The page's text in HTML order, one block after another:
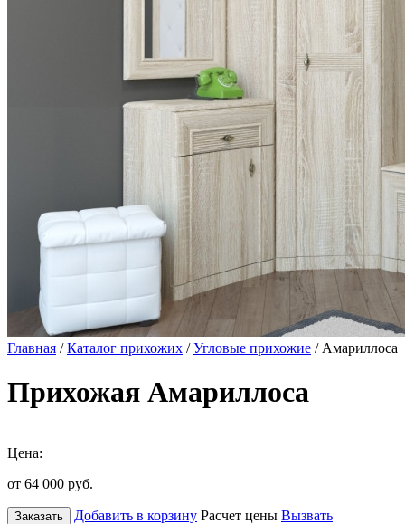
Главная /Каталог прихожих /Угловые прихожие / Амариллоса
Прихожая Амариллоса
Цена:
от 64 000 руб.
Заказать Добавить в корзину Расчет цены Вызвать